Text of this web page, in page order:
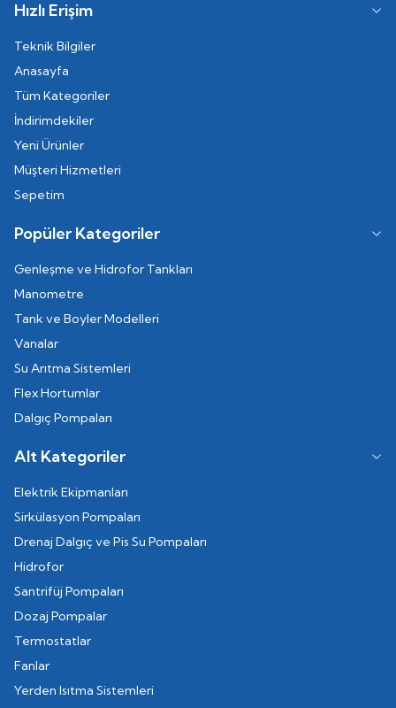
Hızlı Erişim
Teknik Bilgiler
Anasayfa
Tüm Kategoriler
İndirimdekiler
Yeni Ürünler
Müşteri Hizmetleri
Sepetim
Popüler Kategoriler
Genleşme ve Hidrofor Tankları
Manometre
Tank ve Boyler Modelleri
Vanalar
Su Arıtma Sistemleri
Flex Hortumlar
Dalgıç Pompaları
Alt Kategoriler
Elektrik Ekipmanları
Sirkülasyon Pompaları
Drenaj Dalgıç ve Pis Su Pompaları
Hidrofor
Santrifüj Pompaları
Dozaj Pompalar
Termostatlar
Fanlar
Yerden Isıtma Sistemleri